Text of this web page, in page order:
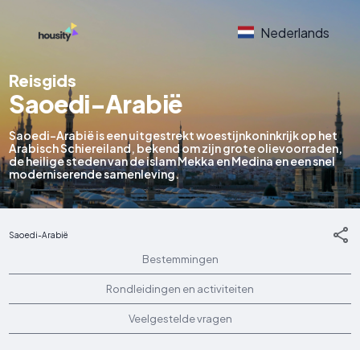
Nederlands
Reisgids
Saoedi-Arabië
Saoedi-Arabië is een uitgestrekt woestijnkoninkrijk op het
Arabisch Schiereiland, bekend om zijn grote olievoorraden,
de heilige steden van de islam Mekka en Medina en een snel
moderniserende samenleving.
Saoedi-Arabië
Bestemmingen
Rondleidingen en activiteiten
Veelgestelde vragen